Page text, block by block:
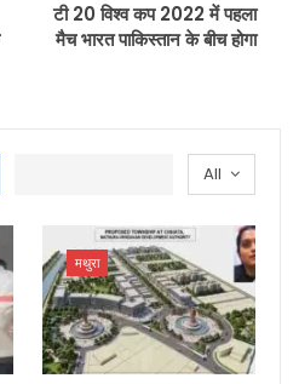
टी 20 विश्व कप 2022 में पहला
मैच भारत पाकिस्तान के बीच होगा
All
मथुरा